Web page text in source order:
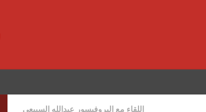
اللقاء مع البروفيسور عبدالله السبيعي